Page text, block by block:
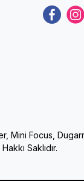
Focus,
Saklıdır.